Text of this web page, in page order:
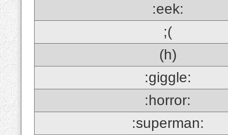
:eek:
;(
(h)
:giggle:
:horror:
:superman: